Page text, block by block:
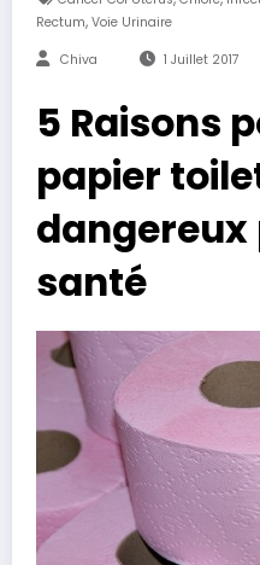
Rectum, Voie Urinaire
Chiva 1 Juillet 2017
5 Raisons
papier
santé